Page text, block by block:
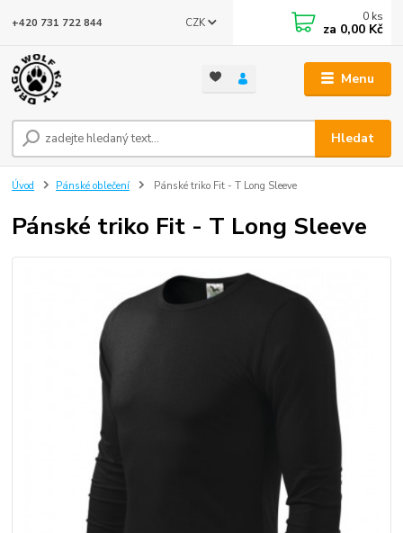
Menu
CZK
Hledat
+420 731 722 844 0 ks
za 0,00 Kč
Úvod Pánské oblečení Pánské triko Fit - T Long Sleeve
Pánské triko Fit - T Long Sleeve